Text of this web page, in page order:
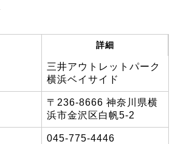
詳細
三井アウトレットパーク
横浜ベイサイド
〒236-8666 神奈川県横
浜市金沢区白帆5-2
045-775-4446